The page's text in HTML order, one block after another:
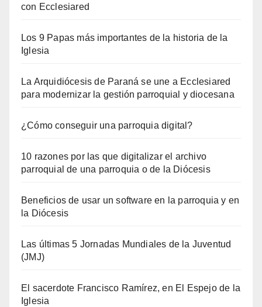
con Ecclesiared
Los 9 Papas más importantes de la historia de la
Iglesia
La Arquidiócesis de Paraná se une a Ecclesiared
para modernizar la gestión parroquial y diocesana
¿Cómo conseguir una parroquia digital?
10 razones por las que digitalizar el archivo
parroquial de una parroquia o de la Diócesis
Beneficios de usar un software en la parroquia y en
la Diócesis
Las últimas 5 Jornadas Mundiales de la Juventud
(JMJ)
El sacerdote Francisco Ramírez, en El Espejo de la
Iglesia